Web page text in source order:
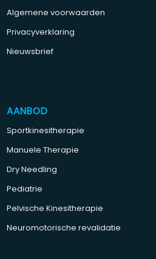
Algemene voorwaarden
Privacyverklaring
Nieuwsbrief
AANBOD
Sportkinesitherapie
Manuele Therapie
Dry Needling
Pediatrie
Pelvische Kinesitherapie
Neuromotorische revalidatie